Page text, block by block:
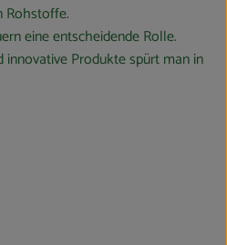
Rohstoffe.
eine entscheidende Rolle.
Produkte spürt man in